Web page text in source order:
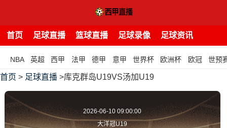
首页 足球直播 篮球直播 足球录像 足球资讯
NBA 英超 西甲 法甲 德甲 意甲 世界杯 欧洲杯 欧冠 世预
首页 > 足球直播 >库克群岛U19VS汤加U19
2026-06-10 09:00:00
大洋冠U19